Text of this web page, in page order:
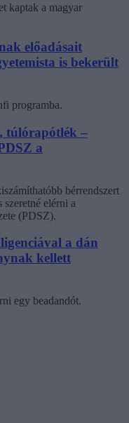
kaptak a magyar
előadásait
is bekerült
programba.
túlórapótlék –
a
bérrendszert
elérni a
(PDSZ).
a dán
kellett
egy beadandót.